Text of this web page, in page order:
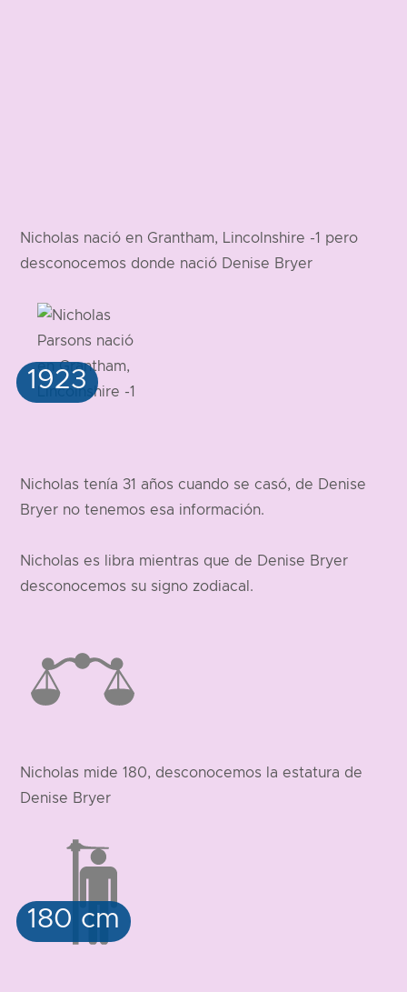
Nicholas nació en Grantham, Lincolnshire -1 pero
desconocemos donde nació Denise Bryer
Nicholas tenía 31 años cuando se casó, de Denise
Bryer no tenemos esa información.
Nicholas es libra mientras que de Denise Bryer
desconocemos su signo zodiacal.
Nicholas mide 180, desconocemos la estatura de
Denise Bryer